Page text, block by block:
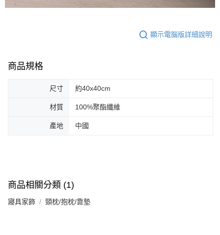
顯示電腦版詳細說明
商品規格
尺寸 約40x40cm
材質 100%聚酯纖維
產地 中國
商品相關分類 (1)
寢具家飾 頸枕/抱枕/靠墊